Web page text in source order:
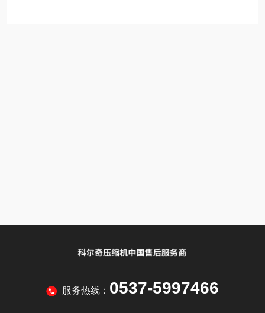
服务热线： 0537-5997466